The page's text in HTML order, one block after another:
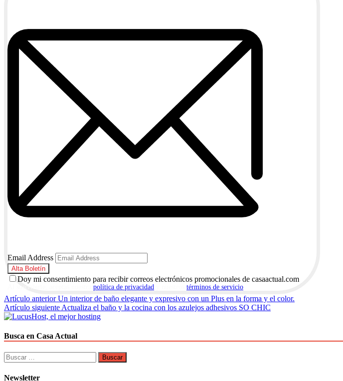
Email Address
Doy mi consentimiento para recibir correos electrónicos promocionales de casaactual.com
política de privacidad términos de servicio
Navegación
de
Artículo anterior Un interior de baño elegante y expresivo con un Plus en la forma y el color.
Artículo siguiente Actualiza el baño y la cocina con los azulejos adhesivos SO CHIC
Busca en Casa Actual
Buscar:
Newsletter